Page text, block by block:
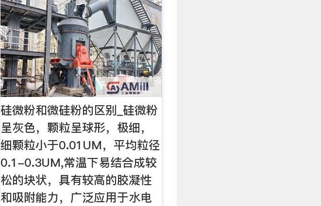
硅微粉和微硅粉的区别_硅微粉
呈灰色，颗粒呈球形，极细，
细颗粒小于0.01UM，平均粒径
0.1-0.3UM,常温下易结合成较
松的块状，具有较高的胶凝性
和吸附能力，广泛应用于水电